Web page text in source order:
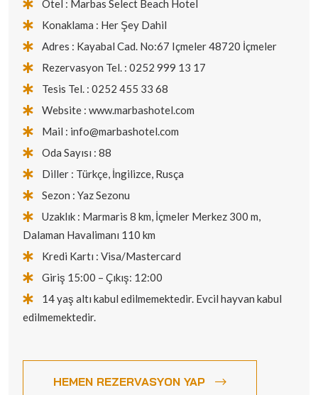
Otel : Marbas Select Beach Hotel
Konaklama : Her Şey Dahil
Adres : Kayabal Cad. No:67 Içmeler 48720 İçmeler
Rezervasyon Tel. : 0252 999 13 17
Tesis Tel. : 0252 455 33 68
Website : www.marbashotel.com
Mail : info@marbashotel.com
Oda Sayısı : 88
Diller : Türkçe, İngilizce, Rusça
Sezon : Yaz Sezonu
Uzaklık : Marmaris 8 km, İçmeler Merkez 300 m,
Dalaman Havalimanı 110 km
Kredi Kartı : Visa/Mastercard
Giriş 15:00 – Çıkış: 12:00
14 yaş altı kabul edilmemektedir. Evcil hayvan kabul
edilmemektedir.
HEMEN REZERVASYON YAP